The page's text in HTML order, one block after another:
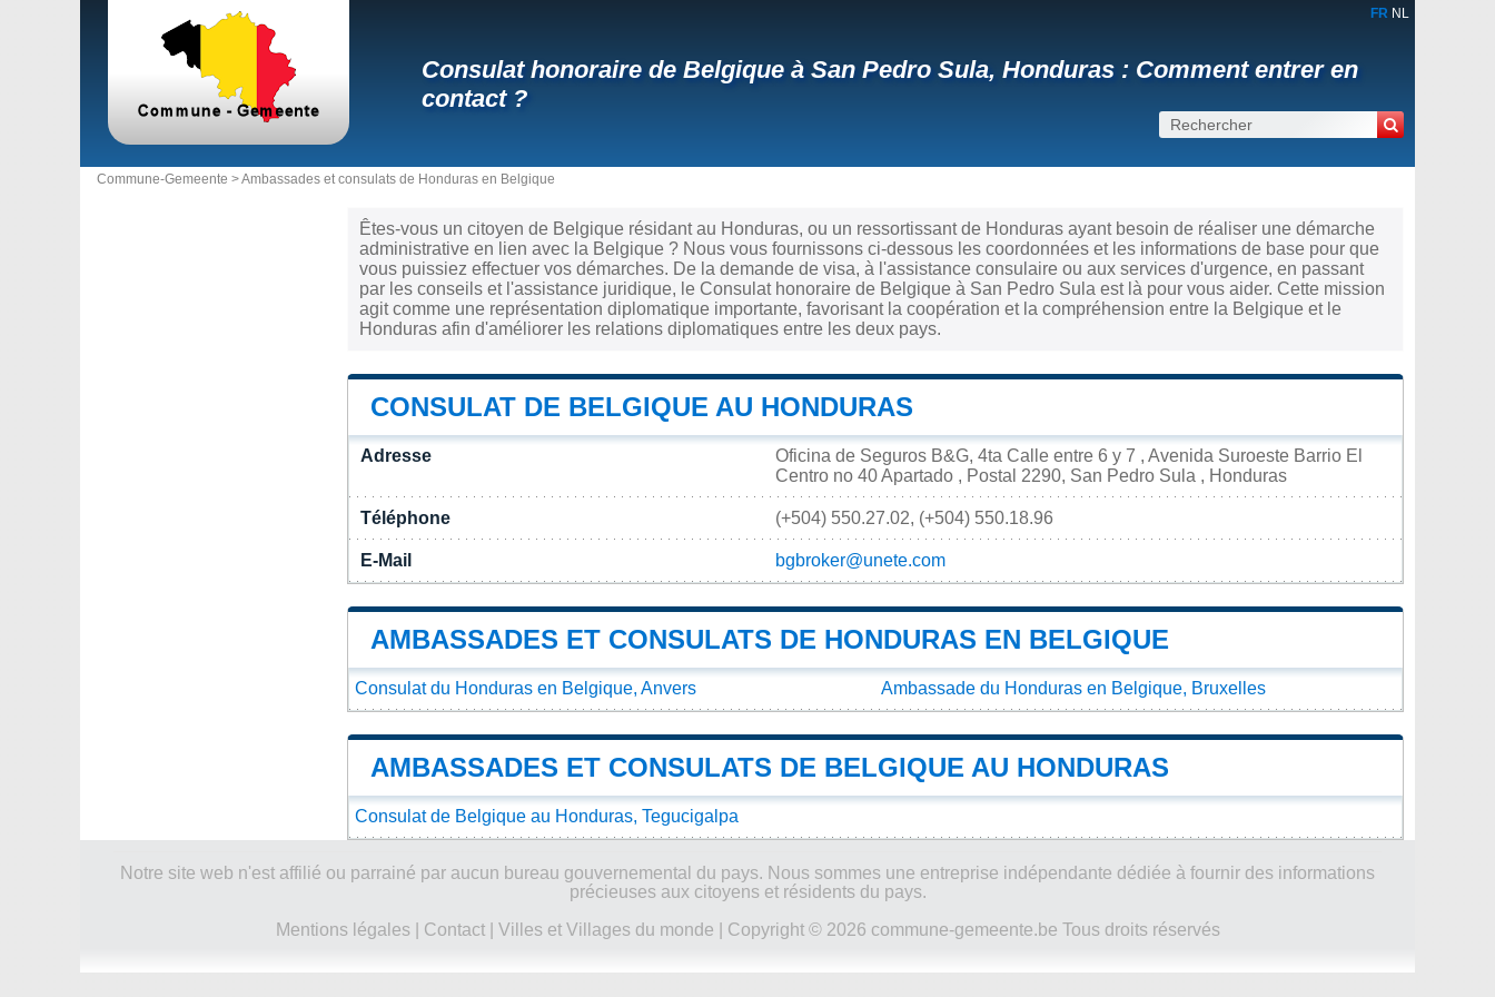
FR NL
Consulat honoraire de Belgique à San Pedro Sula, Honduras : Comment entrer en
contact ?
Commune-Gemeente >Ambassades et consulats de Honduras en Belgique
Êtes-vous un citoyen de Belgique résidant au Honduras, ou un ressortissant de Honduras ayant besoin de réaliser une démarche
administrative en lien avec la Belgique ? Nous vous fournissons ci-dessous les coordonnées et les informations de base pour que
vous puissiez effectuer vos démarches. De la demande de visa, à l'assistance consulaire ou aux services d'urgence, en passant
par les conseils et l'assistance juridique, le Consulat honoraire de Belgique à San Pedro Sula est là pour vous aider. Cette mission
agit comme une représentation diplomatique importante, favorisant la coopération et la compréhension entre la Belgique et le
Honduras afin d'améliorer les relations diplomatiques entre les deux pays.
CONSULAT DE BELGIQUE AU HONDURAS
Adresse
Oficina de Seguros B&G, 4ta Calle entre 6 y 7 , Avenida Suroeste Barrio El
Centro no 40 Apartado , Postal 2290, San Pedro Sula , Honduras
Téléphone (+504) 550.27.02, (+504) 550.18.96
E-Mail bgbroker@unete.com
AMBASSADES ET CONSULATS DE HONDURAS EN BELGIQUE
Consulat du Honduras en Belgique, Anvers Ambassade du Honduras en Belgique, Bruxelles
AMBASSADES ET CONSULATS DE BELGIQUE AU HONDURAS
Consulat de Belgique au Honduras, Tegucigalpa
Notre site web n'est affilié ou parrainé par aucun bureau gouvernemental du pays. Nous sommes une entreprise indépendante dédiée à fournir des informations
précieuses aux citoyens et résidents du pays.
Mentions légales| Contact| Villes et Villages du monde | Copyright © 2026 commune-gemeente.be Tous droits réservés